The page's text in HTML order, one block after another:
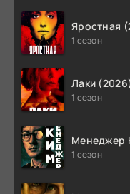
Яростная
1 сезон
Лаки
1 сезон
Менеджер
1 сезон